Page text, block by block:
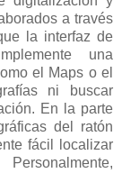
a través
la interfaz de
una
el Maps o el
ni buscar
En la parte
del ratón
fácil localizar